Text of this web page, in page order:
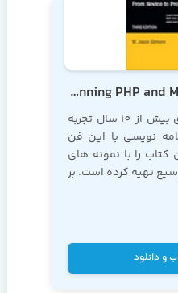
دانلود کتاب Beginning PHP and MySQL 3
نویسنده این کتاب دارای بیش از 10 سال تجربه
نویسی با این فن
را با نمونه های
تهیه کرده است. بر
در زمینه
و دانلود